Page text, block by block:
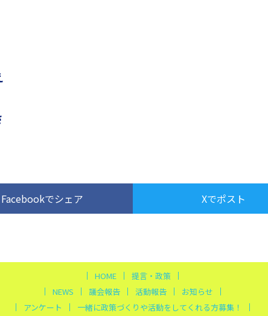
Facebookでシェア Xでポスト
HOME
提言・政策
NEWS
議会報告 活動報告
お知らせ
アンケート
一緒に政策づくりや活動をしてくれる方募集！